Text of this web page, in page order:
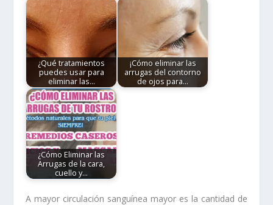
¿Qué tratamientos
puedes usar para
eliminar las…
¡Cómo eliminar las
arrugas del contorno
de ojos para…
¿Cómo Eliminar las
Arrugas de la cara,
cuello y…
A mayor circulación sanguínea mayor es la cantidad de